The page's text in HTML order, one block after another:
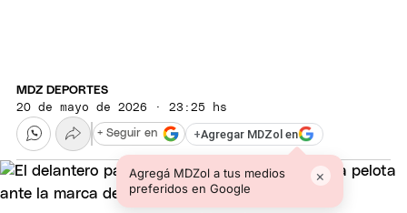
MDZ DEPORTES
20 de mayo de 2026 · 23:25 hs
+Agregar MDZol en
Agregá MDZol a tus medios
preferidos en Google
×
+ Seguir en